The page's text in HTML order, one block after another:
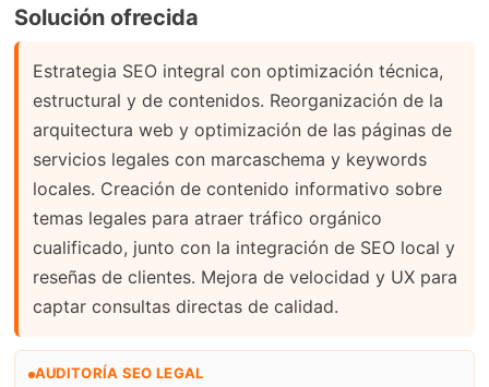
Solución ofrecida
Estrategia SEO integral con optimización técnica,
estructural y de contenidos. Reorganización de la
arquitectura web y optimización de las páginas de
servicios legales con marcaschema y keywords
locales. Creación de contenido informativo sobre
temas legales para atraer tráfico orgánico
cualificado, junto con la integración de SEO local y
reseñas de clientes. Mejora de velocidad y UX para
captar consultas directas de calidad.
AUDITORÍA SEO LEGAL